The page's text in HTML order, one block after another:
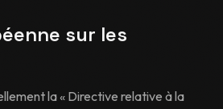
sur les
la « Directive relative à la